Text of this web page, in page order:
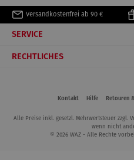
Versandkostenfrei ab 90 €
SERVICE
RECHTLICHES
Kontakt Hilfe Retouren
Alle Preise inkl. gesetzl. Mehrwertsteuer zzgl.
wenn nicht
© 2026 WAZ - Alle Rechte